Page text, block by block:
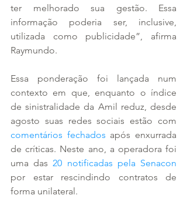
ter melhorado sua gestão. Essa
informação poderia ser, inclusive,
utilizada como publicidade”, afirma
Raymundo.
Essa ponderação foi lançada num
contexto em que, enquanto o índice
de sinistralidade da Amil reduz, desde
comentários fechados após enxurrada
de críticas. Neste ano, a operadora foi
uma das 20 notificadas pela Senacon
por estar rescindindo contratos de
forma unilateral.